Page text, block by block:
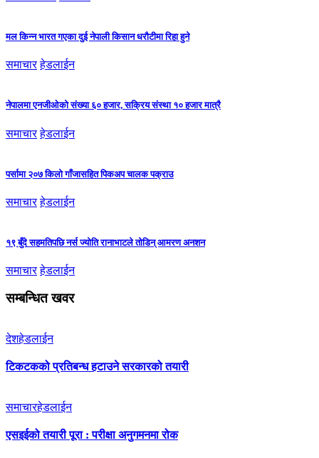
मल किन्न भारत गएका दुई नेपाली किसान धरौटीमा रिहा हुने
समाचार हेडलाईन
नेपालमा एनजीओको संख्या ६० हजार, सक्रिय संस्था १० हजार मात्रै
समाचार हेडलाईन
पर्सामा २०७ किलो गाँजासहित पिकअप चालक पक्राउ
समाचार हेडलाईन
१९ बुँदे सहमतिपछि नर्स ज्योति रानाभाटले तोडिन् आमरण अनशन
समाचार हेडलाईन
सम्बन्धित खवर
देशहेडलाईन
टिकटकको प्रतिबन्ध हटाउने सरकारको तयारी
समाचारहेडलाईन
एसइईको तयारी पूरा : परीक्षा अनुगमनमा रोक